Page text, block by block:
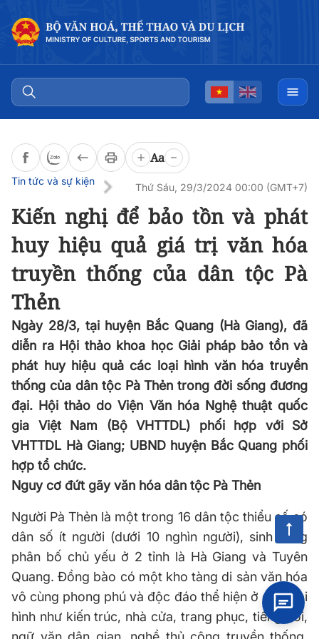
Aa
Tin tức và sự kiện
Thứ Sáu, 29/3/2024 00:00 (GMT+7)
Kiến nghị để bảo tồn và phát
huy hiệu quả giá trị văn hóa
truyền thống của dân tộc Pà
Thẻn
Ngày 28/3, tại huyện Bắc Quang (Hà Giang), đã
diễn ra Hội thảo khoa học Giải pháp bảo tồn và
phát huy hiệu quả các loại hình văn hóa truyền
thống của dân tộc Pà Thẻn trong đời sống đương
đại. Hội thảo do Viện Văn hóa Nghệ thuật quốc
gia Việt Nam (Bộ VHTTDL) phối hợp với Sở
VHTTDL Hà Giang; UBND huyện Bắc Quang phối
hợp tổ chức.
Nguy cơ đứt gãy văn hóa dân tộc Pà Thẻn
Người Pà Thẻn là một trong 16 dân tộc thiểu số có
dân số ít người (dưới 10 nghìn người), sinh sống
phân bố chủ yếu ở 2 tỉnh là Hà Giang và Tuyên
Quang. Đồng bào có một kho tàng di sản văn hóa
vô cùng phong phú và độc đáo thể hiện ở các loại
hình như kiến trúc, nhà cửa, trang phục, tiếng nói,
Đọc bài